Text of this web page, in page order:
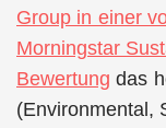
Group in einer
Morningstar
Bewertung das
(Environmental,